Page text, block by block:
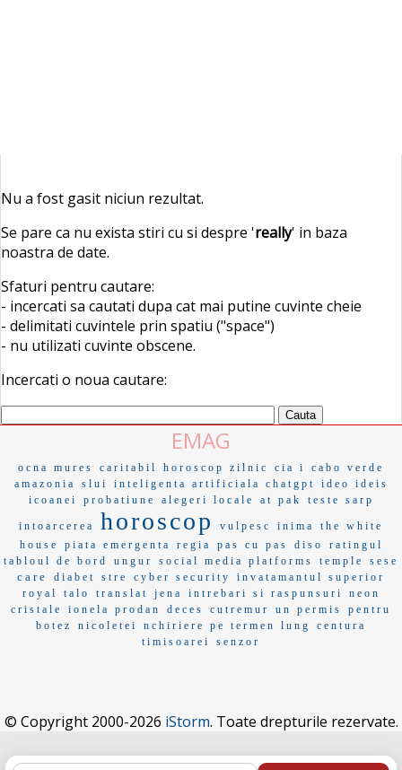
Nu a fost gasit niciun rezultat.
Se pare ca nu exista stiri cu si despre 'really' in baza
noastra de date.
Sfaturi pentru cautare:
- incercati sa cautati dupa cat mai putine cuvinte cheie
- delimitati cuvintele prin spatiu ("space")
- nu utilizati cuvinte obscene.
Incercati o noua cautare:
EMAG
ocna mures caritabil horoscop zilnic cia i
cabo verde
amazonia
slui inteligenta artificiala chatgpt
ideo ideis
icoanei
probatiune alegeri locale at pak teste sarp
intoarcerea horoscop vulpesc inima
the white
house
piata emergenta regia pas cu pas diso
ratingul
tabloul de bord
ungur social media platforms temple sese
care diabet stre cyber security
invatamantul superior
royal
talo translat jena intrebari si raspunsuri
neon
cristale
ionela prodan deces cutremur un permis
pentru
botez
nicoletei nchiriere pe termen lung
centura
timisoarei
senzor
© Copyright 2000-2026 iStorm. Toate drepturile rezervate.